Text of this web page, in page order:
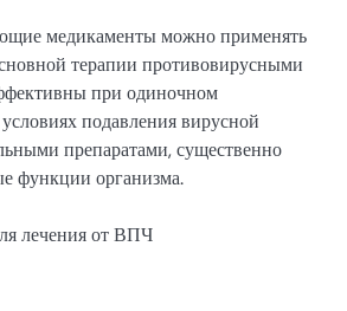
медикаменты можно применять
терапии противовирусными
при одиночном
подавления вирусной
препаратами, существенно
функции организма.